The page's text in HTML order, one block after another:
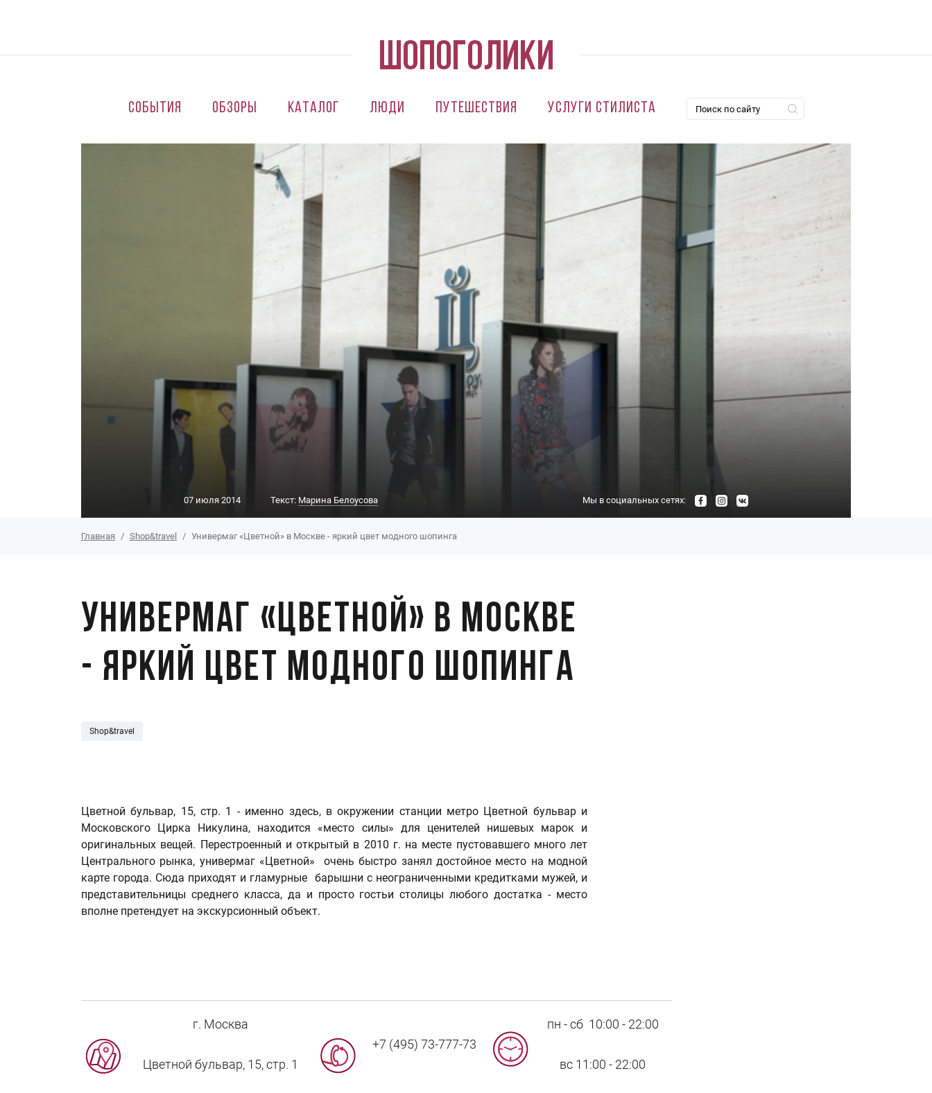
События Обзоры Каталог Люди Путешествия Услуги стилиста
07 июля 2014 Текст: Марина Белоусова Мы в социальных сетях:
Главная Shop&travel Универмаг «Цветной» в Москве - яркий цвет модного шопинга
Универмаг «Цветной» в Москве
- яркий цвет модного шопинга
Shop&travel
Цветной бульвар, 15, стр. 1 - именно здесь, в окружении станции метро Цветной бульвар и
Московского Цирка Никулина, находится «место силы» для ценителей нишевых марок и
оригинальных вещей. Перестроенный и открытый в 2010 г. на месте пустовавшего много лет
Центрального рынка, универмаг «Цветной» очень быстро занял достойное место на модной
карте города. Сюда приходят и гламурные барышни с неограниченными кредитками мужей, и
представительницы среднего класса, да и просто гостьи столицы любого достатка - место
вполне претендует на экскурсионный объект.
г. Москва
Цветной бульвар, 15, стр. 1
+7 (495) 73-777-73
пн - сб 10:00 - 22:00
вс 11:00 - 22:00